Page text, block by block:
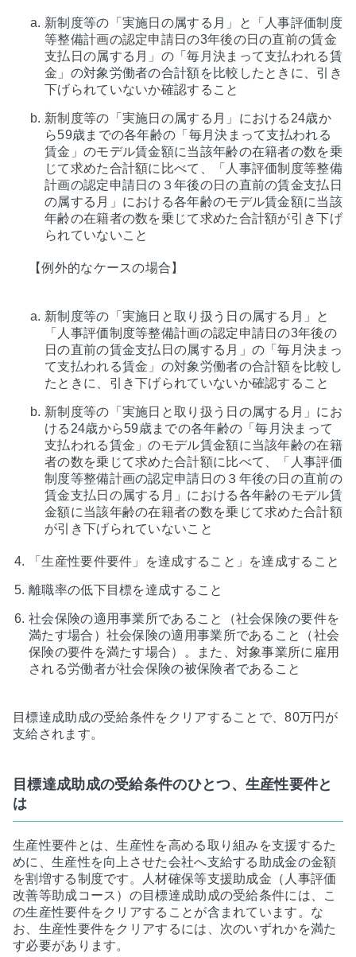
新制度等の「実施日の属する月」と「人事評価制度
等整備計画の認定申請日の3年後の日の直前の賃金
支払日の属する月」の「毎月決まって支払われる賃
金」の対象労働者の合計額を比較したときに、引き
下げられていないか確認すること
新制度等の「実施日の属する月」における24歳か
ら59歳までの各年齢の「毎月決まって支払われる
賃金」のモデル賃金額に当該年齢の在籍者の数を乗
じて求めた合計額に比べて、「人事評価制度等整備
計画の認定申請日の３年後の日の直前の賃金支払日
の属する月」における各年齢のモデル賃金額に当該
年齢の在籍者の数を乗じて求めた合計額が引き下げ
られていないこと
【例外的なケースの場合】
新制度等の「実施日と取り扱う日の属する月」と
「人事評価制度等整備計画の認定申請日の3年後の
日の直前の賃金支払日の属する月」の「毎月決まっ
て支払われる賃金」の対象労働者の合計額を比較し
たときに、引き下げられていないか確認すること
新制度等の「実施日と取り扱う日の属する月」にお
ける24歳から59歳までの各年齢の「毎月決まって
支払われる賃金」のモデル賃金額に当該年齢の在籍
者の数を乗じて求めた合計額に比べて、「人事評価
制度等整備計画の認定申請日の３年後の日の直前の
賃金支払日の属する月」における各年齢のモデル賃
金額に当該年齢の在籍者の数を乗じて求めた合計額
が引き下げられていないこと
「生産性要件要件」を達成すること」を達成すること
離職率の低下目標を達成すること
社会保険の適用事業所であること（社会保険の要件を
満たす場合）社会保険の適用事業所であること（社会
保険の要件を満たす場合）。また、対象事業所に雇用
される労働者が社会保険の被保険者であること
目標達成助成の受給条件をクリアすることで、80万円が
支給されます。
目標達成助成の受給条件のひとつ、生産性要件と
は
生産性要件とは、生産性を高める取り組みを支援するた
めに、生産性を向上させた会社へ支給する助成金の金額
を割増する制度です。人材確保等支援助成金（人事評価
改善等助成コース）の目標達成助成の受給条件には、こ
の生産性要件をクリアすることが含まれています。な
お、生産性要件をクリアするには、次のいずれかを満た
す必要があります。